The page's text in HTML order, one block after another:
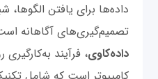
داده‌ها برای یافتن
تصمیم‌گیری‌های آگاهانه
داده‌کاوی، فرآیند